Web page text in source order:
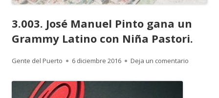
3.003. José Manuel Pinto gana un
Grammy Latino con Niña Pastori.
Autor
Gente del Puerto
Publicado
6 diciembre 2016 Deja un comentario